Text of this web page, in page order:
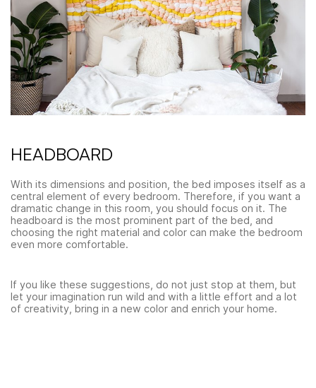
HEADBOARD
With its dimensions and position, the bed imposes itself as a
central element of every bedroom. Therefore, if you want a
dramatic change in this room, you should focus on it. The
headboard is the most prominent part of the bed, and
choosing the right material and color can make the bedroom
even more comfortable.
If you like these suggestions, do not just stop at them, but
let your imagination run wild and with a little effort and a lot
of creativity, bring in a new color and enrich your home.